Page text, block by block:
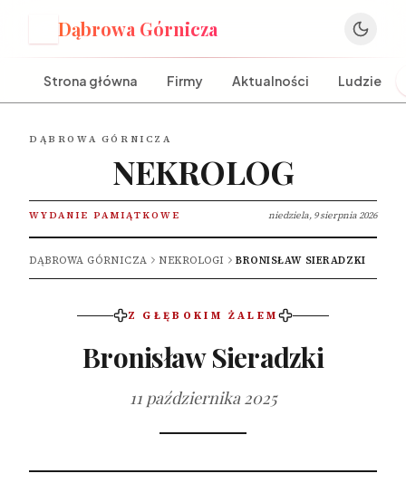
Dąbrowa Górnicza
Strona główna Firmy Aktualności Ludzie
DĄBROWA GÓRNICZA
NEKROLOG
WYDANIE PAMIĄTKOWE niedziela, 9 sierpnia 2026
DĄBROWA GÓRNICZA NEKROLOGI BRONISŁAW SIERADZKI
Z GŁĘBOKIM ŻALEM
Bronisław Sieradzki
11 października 2025